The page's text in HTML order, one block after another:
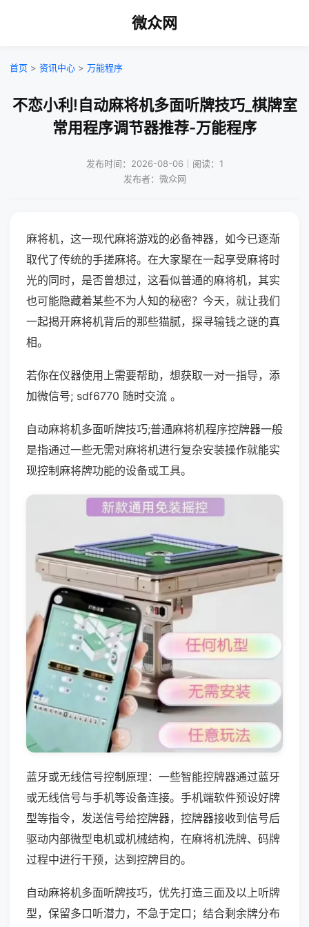
微众网
首页 > 资讯中心 > 万能程序
不恋小利!自动麻将机多面听牌技巧_棋牌室
常用程序调节器推荐-万能程序
发布时间：2026-08-06｜阅读：1
发布者：微众网
麻将机，这一现代麻将游戏的必备神器，如今已逐渐
取代了传统的手搓麻将。在大家聚在一起享受麻将时
光的同时，是否曾想过，这看似普通的麻将机，其实
也可能隐藏着某些不为人知的秘密？今天，就让我们
一起揭开麻将机背后的那些猫腻，探寻输钱之谜的真
相。
若你在仪器使用上需要帮助，想获取一对一指导，添
加微信号; sdf6770 随时交流 。
自动麻将机多面听牌技巧;普通麻将机程序控牌器一般
是指通过一些无需对麻将机进行复杂安装操作就能实
现控制麻将牌功能的设备或工具。
蓝牙或无线信号控制原理：一些智能控牌器通过蓝牙
或无线信号与手机等设备连接。手机端软件预设好牌
型等指令，发送信号给控牌器，控牌器接收到信号后
驱动内部微型电机或机械结构，在麻将机洗牌、码牌
过程中进行干预，达到控牌目的。
自动麻将机多面听牌技巧，优先打造三面及以上听牌
型，保留多口听潜力，不急于定口；结合剩余牌分布